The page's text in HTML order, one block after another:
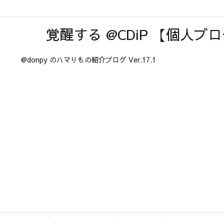
覚醒する @CDiP 【個人ブ
@donpy のハマりもの紹介ブログ Ver.17.1